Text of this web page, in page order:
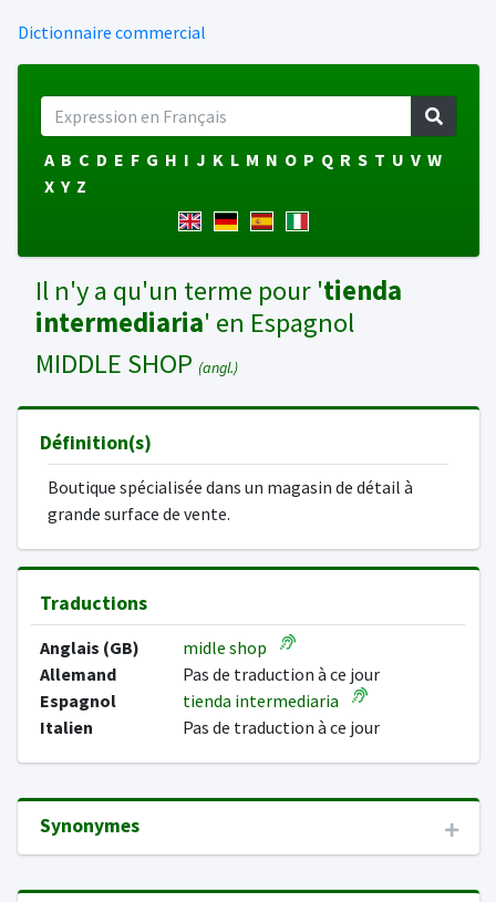
Dictionnaire commercial
A B C D E F G H I J K L M N O P Q R S T U V W
X Y Z
Il n'y a qu'un terme pour 'tienda
intermediaria' en Espagnol
MIDDLE SHOP (angl.)
Définition(s)
Boutique spécialisée dans un magasin de détail à
grande surface de vente.
Traductions
Anglais (GB)
midle shop
Allemand
Pas de traduction à ce jour
Espagnol
tienda intermediaria
Italien
Pas de traduction à ce jour
Synonymes